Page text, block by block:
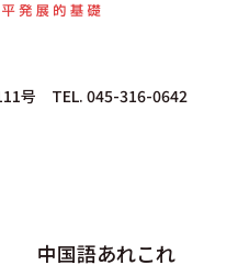
号 TEL. 045-316-0642
中国語あれこれ